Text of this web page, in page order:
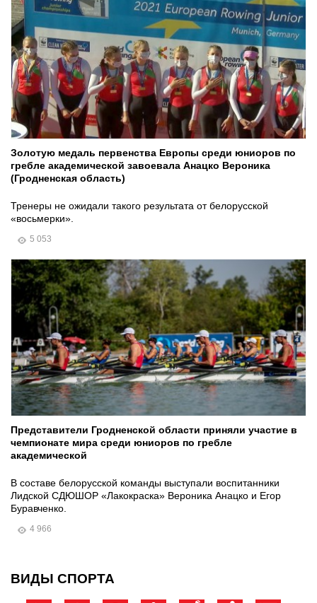
Золотую медаль первенства Европы среди юниоров по
гребле академической завоевала Анацко Вероника
(Гродненская область)
Тренеры не ожидали такого результата от белорусской
«восьмерки».
5 053
Представители Гродненской области приняли участие в
чемпионате мира среди юниоров по гребле
академической
В составе белорусской команды выступали воспитанники
Лидской СДЮШОР «Лакокраска» Вероника Анацко и Егор
Буравченко.
4 966
ВИДЫ СПОРТА